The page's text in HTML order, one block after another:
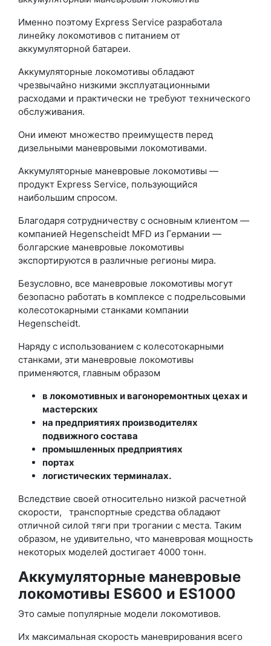
Именно поэтому Express Service разработала
линейку локомотивов с питанием от
аккумуляторной батареи.
Аккумуляторные локомотивы обладают
чрезвычайно низкими эксплуатационными
расходами и практически не требуют технического
обслуживания.
Они имеют множество преимуществ перед
дизельными маневровыми локомотивами.
Аккумуляторные маневровые локомотивы —
продукт Express Service, пользующийся
наибольшим спросом.
Благодаря сотрудничеству с основным клиентом —
компанией Hegenscheidt MFD из Германии —
болгарские маневровые локомотивы
экспортируются в различные регионы мира.
Безусловно, все маневровые локомотивы могут
безопасно работать в комплексе с подрельсовыми
колесотокарными станками компании
Hegenscheidt.
Наряду с использованием с колесотокарными
станками, эти маневровые локомотивы
применяются, главным образом
в локомотивных и вагоноремонтных цехах и
мастерских
на предприятиях производителях
подвижного состава
промышленных предприятиях
портах
логистических терминалах.
Вследствие своей относительно низкой расчетной
скорости, транспортные средства обладают
отличной силой тяги при трогании с места. Таким
образом, не удивительно, что маневровая мощность
некоторых моделей достигает 4000 тонн.
Аккумуляторные маневровые
локомотивы ES600 и ES1000
Это самые популярные модели локомотивов.
Их максимальная скорость маневрирования всего